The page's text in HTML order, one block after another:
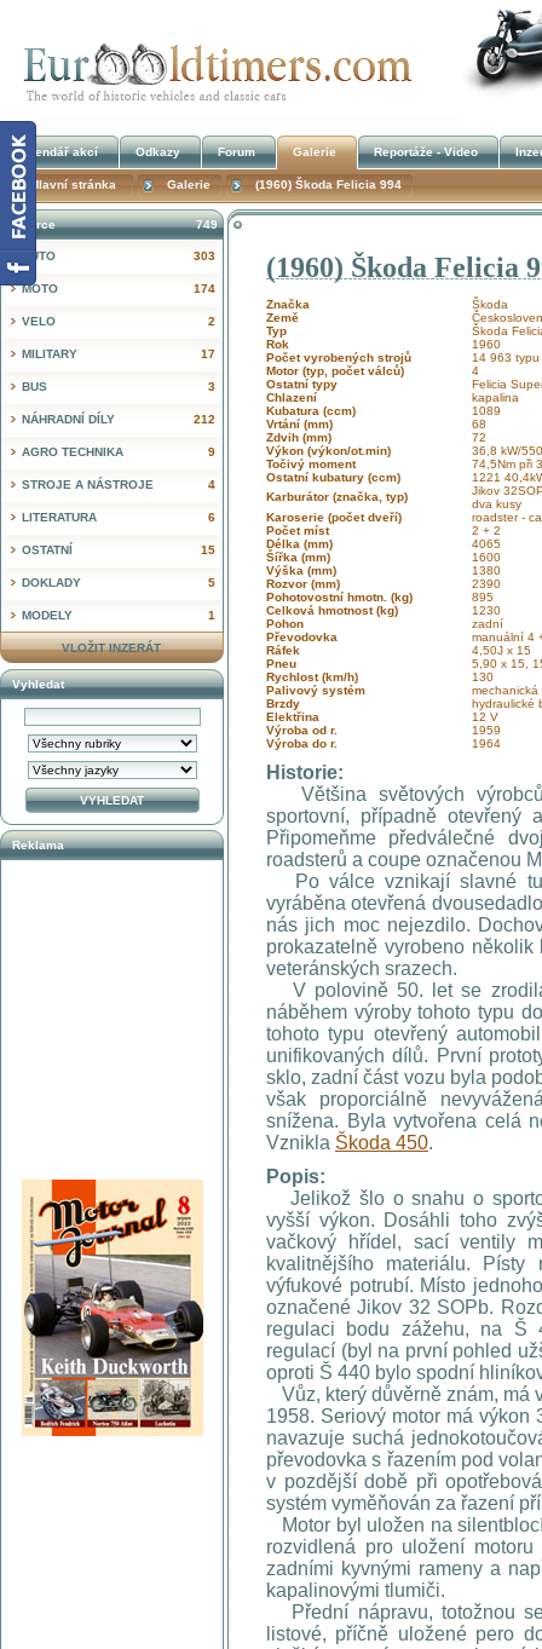
(1960) Škoda Felicia
Značka
Škoda
Země
Typ
Škoda
Rok
1960
Počet vyrobených strojů
14 963 typu
Motor (typ, počet válců)
4
Ostatní typy
Felicia
Chlazení
kapalina
Kubatura (ccm)
1089
Vrtání (mm)
68
Zdvih (mm)
72
Výkon (výkon/ot.min)
36,8 kW/
Točivý moment
74,5Nm při
Ostatní kubatury (ccm)
1221
Karburátor (značka, typ)
Jikov
dva kusy
Karoserie (počet dveří)
roadster -
Počet míst
2 + 2
Délka (mm)
4065
Šířka (mm)
1600
Výška (mm)
1380
Rozvor (mm)
2390
Pohotovostní hmotn. (kg)
895
Celková hmotnost (kg)
1230
Pohon
zadní
Převodovka
manuální 4
Ráfek
4,50J x 15
Pneu
5,90 x 15,
Rychlost (km/h)
130
Palivový systém
mechanická
Brzdy
hydraulické
Elektřina
12 V
Výroba od r.
1959
Výroba do r.
1964
Historie:
Většina světových
sportovní, případně otevřený
Připomeňme předválečné
roadsterů a coupe označenou
Po válce vznikají slavné
vyráběna otevřená
nás jich moc nejezdilo.
prokazatelně vyrobeno
veteránských srazech.
V polovině 50. let se
náběhem výroby tohoto typu
tohoto typu otevřený
unifikovaných dílů. První
sklo, zadní část vozu byla
však proporciálně
snížena. Byla vytvořena celá
Vznikla Škoda 450.
Popis:
Jelikož šlo o snahu o
vyšší výkon. Dosáhli toho
vačkový hřídel, sací ventily
kvalitnějšího materiálu.
výfukové potrubí. Místo
označené Jikov 32 SOPb.
regulaci bodu zážehu, na Š
regulací (byl na první pohled
oproti Š 440 bylo spodní
Vůz, který důvěrně znám, má
1958. Seriový motor má výkon
navazuje suchá
převodovka s řazením pod
v pozdější době při
systém vyměňován za řazení
Motor byl uložen na
rozvidlená pro uložení
zadními kyvnými rameny a
kapalinovými tlumiči.
Přední nápravu, totožnou
listové, příčně uložené pero
749
Inzerce
303
AUTO
174
MOTO
2
VELO
17
MILITARY
3
BUS
212
NÁHRADNÍ DÍLY
9
AGRO TECHNIKA
4
STROJE A NÁSTROJE
6
LITERATURA
15
OSTATNÍ
5
DOKLADY
1
MODELY
VLOŽIT INZERÁT
Vyhledat
Reklama
Kalendář akcí Odkazy Forum Galerie Reportáže - Video
Hlavní stránka Galerie (1960) Škoda Felicia 994